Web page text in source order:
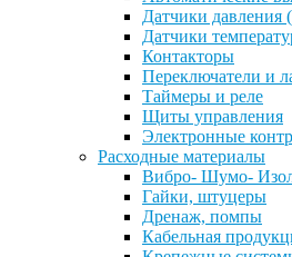
Датчики давления
Датчики
Контакторы
Переключатели и
Таймеры и реле
Щиты управления
Электронные
Расходные материалы
Вибро- Шумо-
Гайки, штуцеры
Дренаж, помпы
Кабельная